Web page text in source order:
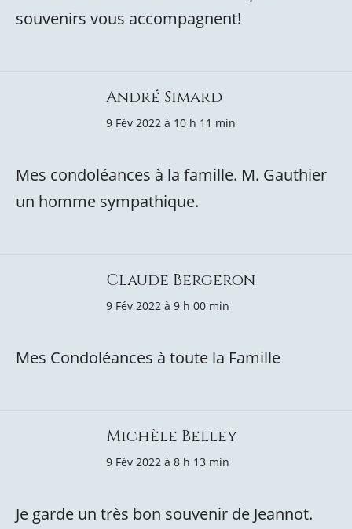
souvenirs vous accompagnent!
André Simard
9 Fév 2022 à 10 h 11 min
Mes condoléances à la famille. M. Gauthier
un homme sympathique.
Claude Bergeron
9 Fév 2022 à 9 h 00 min
Mes Condoléances à toute la Famille
Michèle Belley
9 Fév 2022 à 8 h 13 min
Je garde un très bon souvenir de Jeannot.